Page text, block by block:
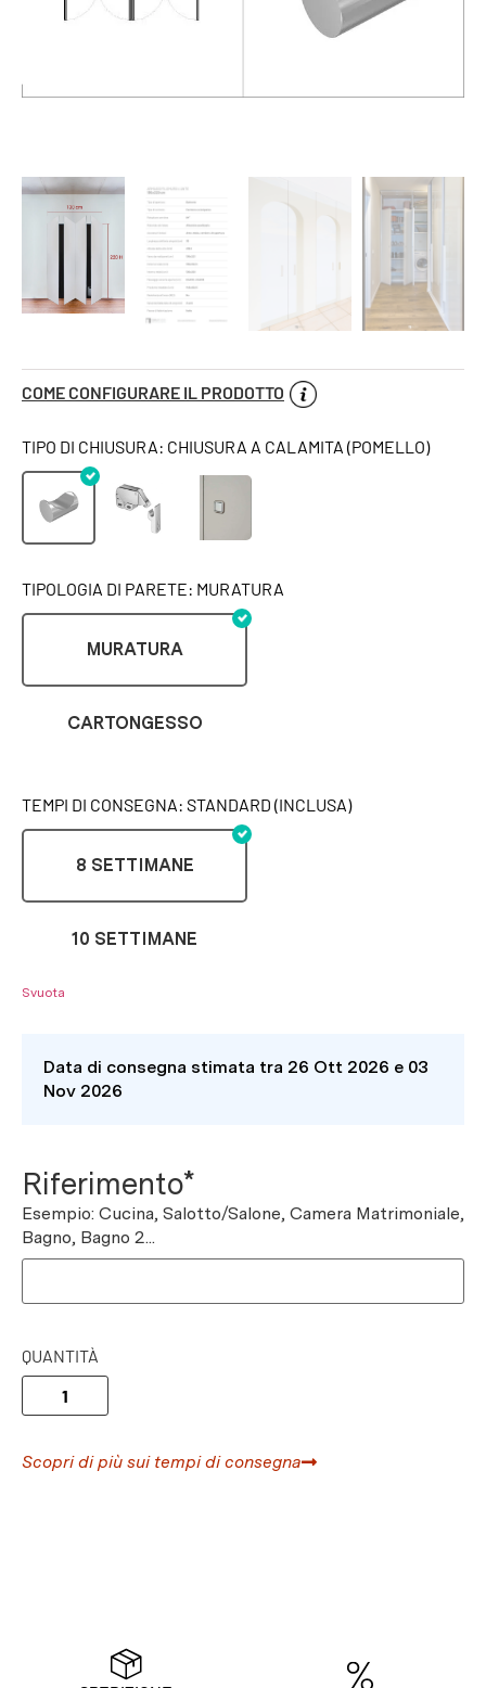
COME CONFIGURARE IL PRODOTTO
TIPO DI CHIUSURA: CHIUSURA A CALAMITA (POMELLO)
TIPOLOGIA DI PARETE: MURATURA
MURATURA
CARTONGESSO
TEMPI DI CONSEGNA: STANDARD (INCLUSA)
8 SETTIMANE
10 SETTIMANE
Svuota
Data di consegna stimata tra 26 Ott 2026 e 03
Nov 2026
Riferimento*
Esempio: Cucina, Salotto/Salone, Camera Matrimoniale,
Bagno, Bagno 2...
QUANTITÀ
Scopri di più sui tempi di consegna